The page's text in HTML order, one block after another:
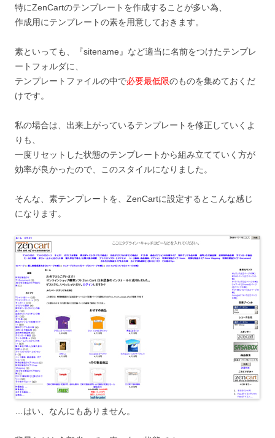
特にZenCartのテンプレートを作成することが多い為、
作成用にテンプレートの素を用意しておきます。
素といっても、『sitename』など適当に名前をつけたテンプレ
ートフォルダに、
テンプレートファイルの中で必要最低限のものを集めておくだ
けです。
私の場合は、出来上がっているテンプレートを修正していくよ
りも、
一度リセットした状態のテンプレートから組み立てていく方が
効率が良かったので、このスタイルになりました。
そんな、素テンプレートを、ZenCartに設定するとこんな感じ
になります。
…はい、なんにもありません。